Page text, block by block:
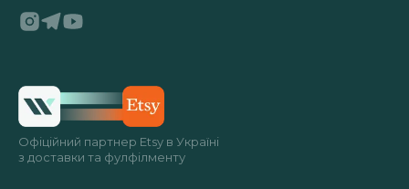
Офіційний партнер Etsy в Україні
з доставки та фулфілменту